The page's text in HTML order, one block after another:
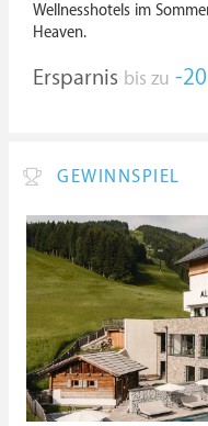
Wellnesshotels im
Heaven.
Ersparnis bis zu -
GEWINNSPIEL